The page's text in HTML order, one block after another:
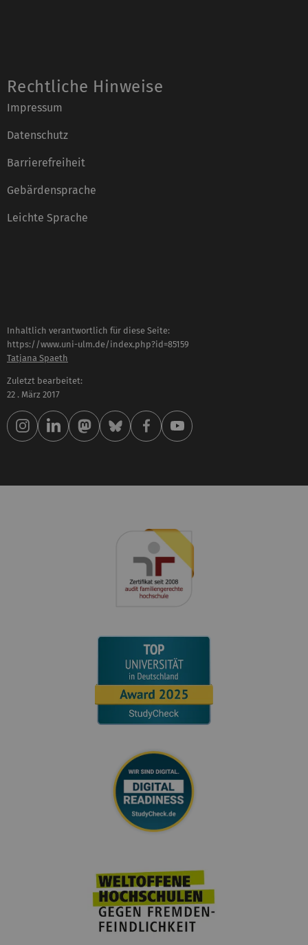
Rechtliche Hinweise
Impressum
Datenschutz
Barrierefreiheit
Gebärdensprache
Leichte Sprache
Inhaltlich verantwortlich für diese Seite:
https://www.uni-ulm.de/index.php?id=85159
Tatjana Spaeth
Zuletzt bearbeitet:
22 . März 2017